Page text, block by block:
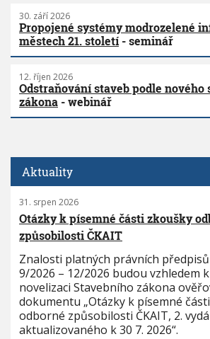
30. září 2026
Propojené systémy modrozelené
městech 21. století- seminář
12. říjen 2026
Odstraňování staveb podle nového
zákona - webinář
Aktuality
31. srpen 2026
Otázky k písemné části zkoušky
způsobilosti ČKAIT
Znalosti platných právních
9/2026 – 12/2026 budou vzhledem
novelizaci Stavebního zákona
dokumentu „Otázky k písemné
odborné způsobilosti ČKAIT, 2.
aktualizovaného k 30 7. 2026“.